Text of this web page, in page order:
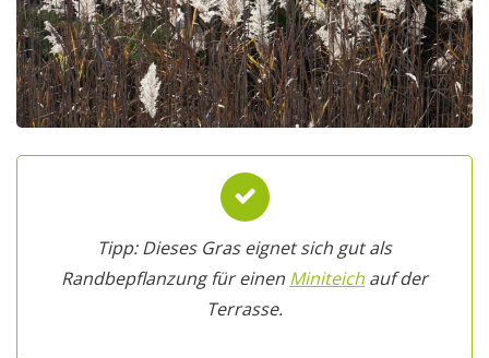
Tipp: Dieses Gras eignet sich gut als
Randbepflanzung für einen Miniteich auf der
Terrasse.